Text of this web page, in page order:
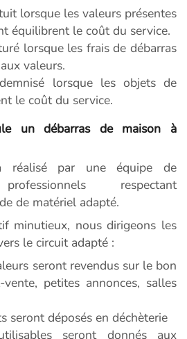
lorsque les valeurs présentes
équilibrent le coût du service.
lorsque les frais de débarras
valeurs.
lorsque les objets de
le coût du service.
un débarras de maison à
réalisé par une équipe de
respectant
de matériel adapté.
minutieux, nous dirigeons les
le circuit adapté :
seront revendus sur le bon
petites annonces, salles
seront déposés en déchèterie
seront donnés aux